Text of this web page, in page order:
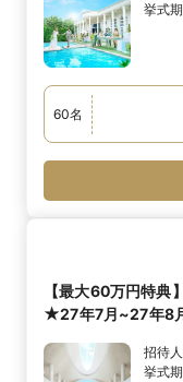
挙式
60名
【最大60万円特典
★27年7月~27年8
招待
挙式